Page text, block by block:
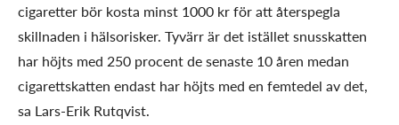
cigaretter bör kosta minst 1000 kr för att återspegla
skillnaden i hälsorisker. Tyvärr är det istället snusskatten
har höjts med 250 procent de senaste 10 åren medan
cigarettskatten endast har höjts med en femtedel av det,
sa Lars-Erik Rutqvist.